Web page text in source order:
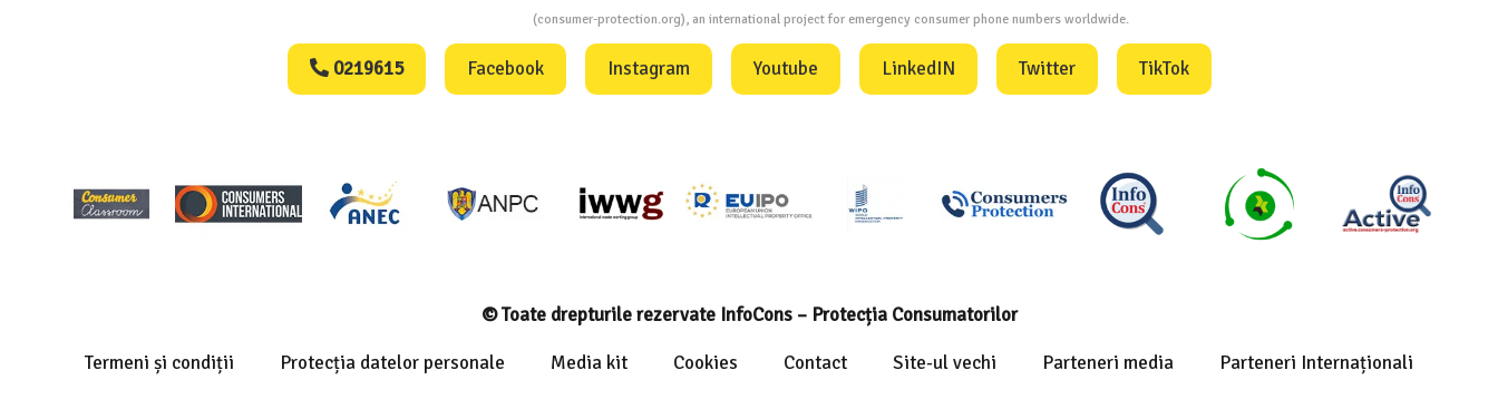
(consumer-protection.org), an international project for emergency consumer phone numbers worldwide.
0219615 Facebook Instagram Youtube LinkedIN Twitter TikTok
© Toate drepturile rezervate InfoCons – Protecția Consumatorilor
Termeni și condiții Protecția datelor personale Media kit Cookies Contact Site-ul vechi Parteneri media Parteneri Internaționali